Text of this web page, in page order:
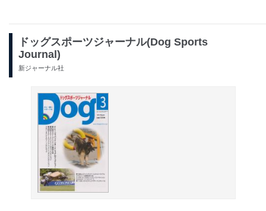
ドッグスポーツジャーナル(Dog Sports
Journal)
新ジャーナル社